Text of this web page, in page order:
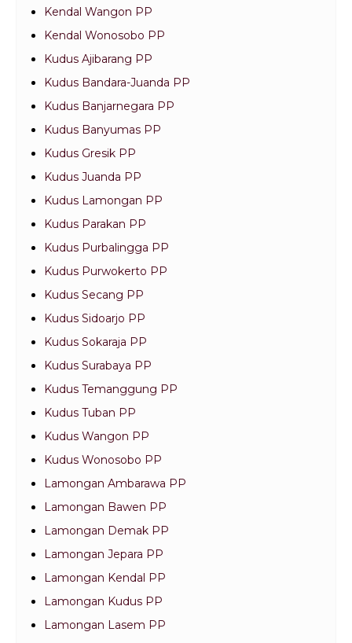
Kendal Wangon PP
Kendal Wonosobo PP
Kudus Ajibarang PP
Kudus Bandara-Juanda PP
Kudus Banjarnegara PP
Kudus Banyumas PP
Kudus Gresik PP
Kudus Juanda PP
Kudus Lamongan PP
Kudus Parakan PP
Kudus Purbalingga PP
Kudus Purwokerto PP
Kudus Secang PP
Kudus Sidoarjo PP
Kudus Sokaraja PP
Kudus Surabaya PP
Kudus Temanggung PP
Kudus Tuban PP
Kudus Wangon PP
Kudus Wonosobo PP
Lamongan Ambarawa PP
Lamongan Bawen PP
Lamongan Demak PP
Lamongan Jepara PP
Lamongan Kendal PP
Lamongan Kudus PP
Lamongan Lasem PP